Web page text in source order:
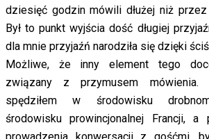
dziesięć godzin mówili dłużej niż
Był to punkt wyjścia dość długiej
dla mnie przyjaźń narodziła się dzięki
Możliwe, że inny element tego
związany z przymusem mówienia.
spędziłem w środowisku
środowisku prowincjonalnej Francji, a